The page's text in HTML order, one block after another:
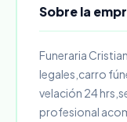
Sobre la
Funeraria
legales,carro
velación 24
profesional